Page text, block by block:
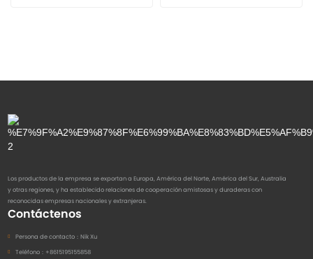
Los productos de la empresa se exportan a Europa, América del Norte, América del Sur, Australia
y otras regiones, y ha establecido relaciones de cooperación amistosas y duraderas con
reconocidas empresas nacionales y extranjeras.
Contáctenos
Persona de contacto： Nik Xu
Teléfono： +8615195155858